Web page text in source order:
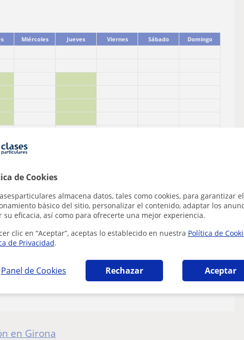
de Cookies
almacena datos, tales como cookies, para garantizar el
básico del sitio, personalizar el contenido, adaptar los
su eficacia, así como para ofrecerte una mejor experiencia.
clic en “Aceptar”, aceptas lo establecido en nuestra Política de
de Privacidad.
Panel de Cookies Rechazar Aceptar
Miércoles Jueves Viernes Sábado
Domingo
en Girona